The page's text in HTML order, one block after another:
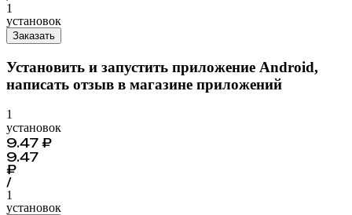
1
установок
Заказать
Установить и запустить приложение Android,
написать отзыв в магазине приложений
1
установок
9.47 ₽
9.47
₽
/
1
установок